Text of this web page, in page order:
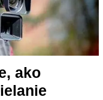
ako